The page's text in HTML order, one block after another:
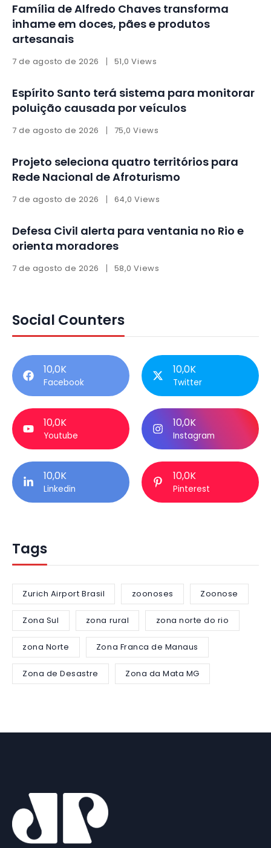
Família de Alfredo Chaves transforma
inhame em doces, pães e produtos
artesanais
7 de agosto de 2026 51,0 Views
Espírito Santo terá sistema para monitorar
poluição causada por veículos
7 de agosto de 2026 75,0 Views
Projeto seleciona quatro territórios para
Rede Nacional de Afroturismo
7 de agosto de 2026 64,0 Views
Defesa Civil alerta para ventania no Rio e
orienta moradores
7 de agosto de 2026 58,0 Views
Social Counters
10,0K
Facebook
10,0K
Twitter
10,0K
Youtube
10,0K
Instagram
10,0K
Linkedin
10,0K
Pinterest
Tags
Zurich Airport Brasil zoonoses Zoonose
Zona Sul zona rural zona norte do rio
zona Norte Zona Franca de Manaus
Zona de Desastre Zona da Mata MG